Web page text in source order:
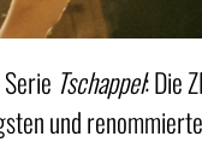
Tschappel: Die
und